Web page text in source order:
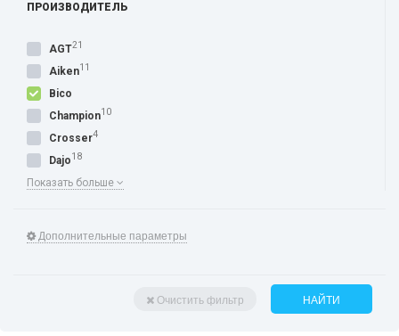
ПРОИЗВОДИТЕЛЬ
AGT21
Aiken11
Bico
Champion10
Crosser4
Dajo18
Показать больше
Дополнительные параметры
Очистить фильтр НАЙТИ